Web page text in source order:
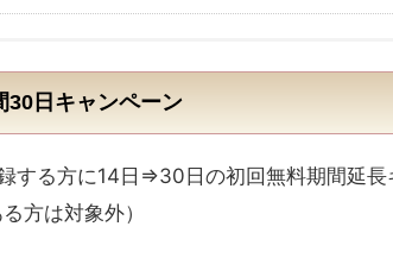
30日キャンペーン
する方に14日⇒30日の初回無料期間延長
方は対象外）